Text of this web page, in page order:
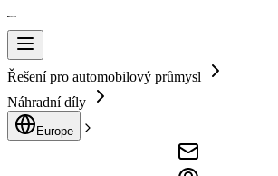
Řešení pro automobilový průmysl
Náhradní díly
Europe